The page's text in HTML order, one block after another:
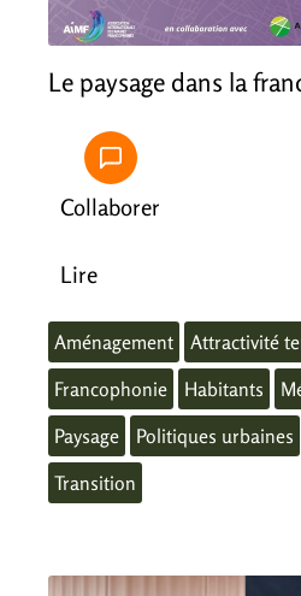
Le paysage dans la
Collaborer
Lire
Aménagement Attractivité
Francophonie
Habitants
Paysage
Politiques urbaines
Transition